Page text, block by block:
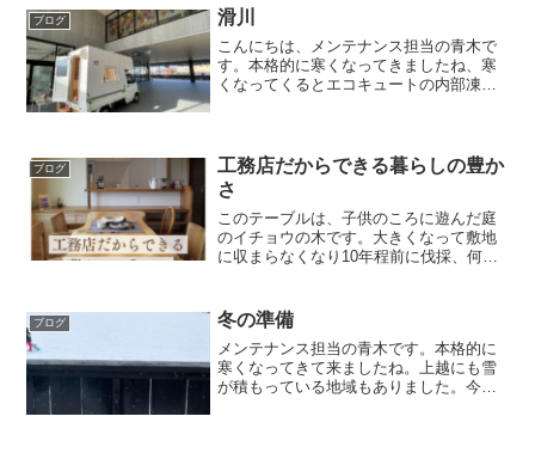
ブログ 滑川
こんにちは、メンテナンス担当の青木で
す。本格的に寒くなってきましたね、寒
くなってくるとエコキュートの内部凍結
複合施設メリカにて...
ブログ
工務店だからできる暮らしの豊か
さ
このテーブルは、子供のころに遊んだ庭
のイチョウの木です。大きくなって敷地
に収まらなくなり10年程前に伐採、何か
り、保管場所がなくなってしまうので、
何とか何かに生かせないか...
ブログ 冬の準備
メンテナンス担当の青木です。本格的に
寒くなってきて来ましたね。上越にも雪
が積もっている地域もありました。今年